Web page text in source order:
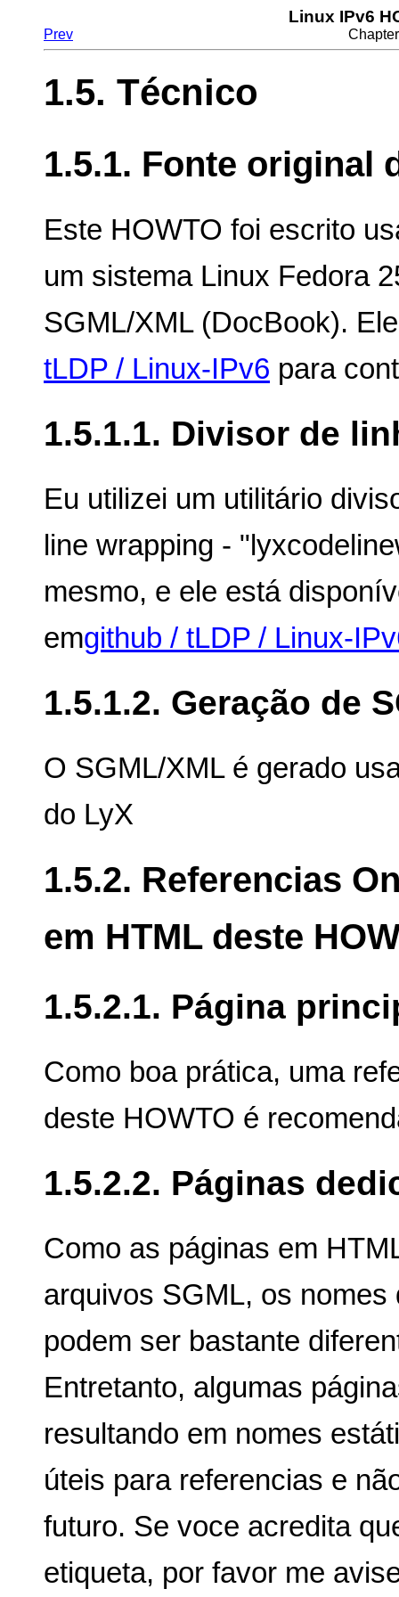
Linux IPv6
Prev
1.5. Técnico
1.5.1. Fonte original
Este HOWTO foi escrito
um sistema Linux Fedora
SGML/XML (DocBook).
tLDP / Linux-IPv6 para
1.5.1.1. Divisor de
Eu utilizei um utilitário
line wrapping -
mesmo, e ele está
emgithub / tLDP / Linux-
1.5.1.2. Geração de
O SGML/XML é gerado
do LyX
1.5.2. Referencias
em HTML deste
1.5.2.1. Página
Como boa prática, uma
deste HOWTO é
1.5.2.2. Páginas
Como as páginas em
arquivos SGML, os
podem ser bastante
Entretanto, algumas
resultando em nomes
úteis para referencias e
futuro. Se voce acredita
etiqueta, por favor me